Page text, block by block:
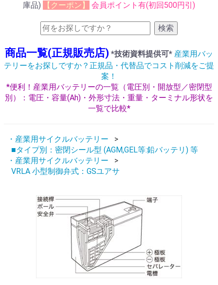
庫品)
【クーポン】 会員ポイント有(初回500円引)
検索
商品一覧(正規販売店) *技術資料提供可* 産業用バッ
テリーをお探しですか？正規品・代替品でコスト削減をご提
案！
*便利！産業用バッテリーの一覧（電圧別・開放型／密閉型
別）：電圧・容量(Ah)・外形寸法・重量・ターミナル形状を
一覧で比較*
・産業用サイクルバッテリー
■タイプ別：密閉シール型 (AGM,GEL等:鉛バッテリ) 等
・産業用サイクルバッテリー
VRLA 小型制御弁式：GSユアサ